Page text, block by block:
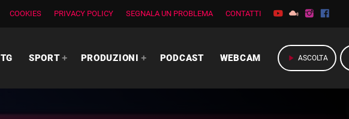
COOKIES PRIVACY POLICY SEGNALA UN PROBLEMA CONTATTI
TG SPORT PRODUZIONI PODCAST WEBCAM play_arrow ASCOLTA